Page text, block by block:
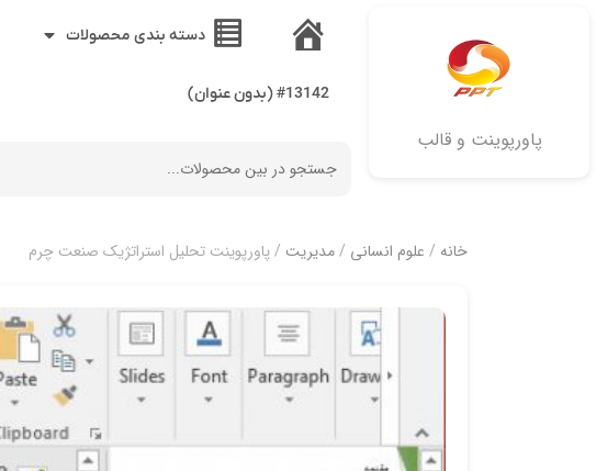
پاورپوینت و قالب
خانه
دسته بندی محصولات
#13142 (بدون عنوان)
خانه / علوم انسانی /مدیریت / پاورپوینت تحلیل استراتژیک صنعت چرم